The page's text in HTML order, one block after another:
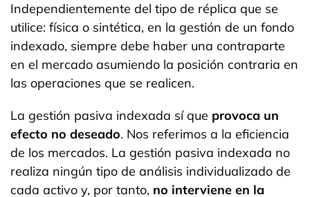
Independientemente del tipo de réplica que se
utilice: física o sintética, en la gestión de un fondo
indexado, siempre debe haber una contraparte
en el mercado asumiendo la posición contraria en
las operaciones que se realicen.
La gestión pasiva indexada sí que provoca un
efecto no deseado. Nos referimos a la eficiencia
de los mercados. La gestión pasiva indexada no
realiza ningún tipo de análisis individualizado de
cada activo y, por tanto, no interviene en la